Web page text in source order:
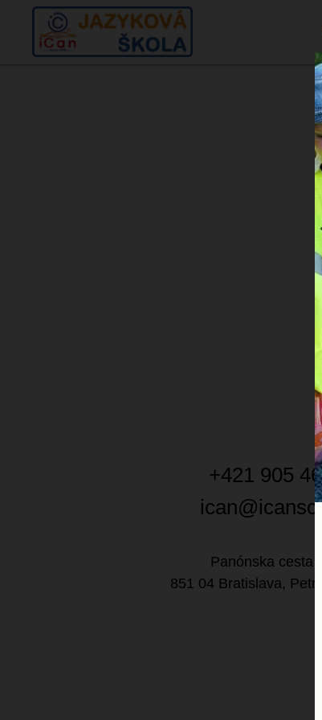
+421 905
Panónska cesta
851 04 Bratislava,